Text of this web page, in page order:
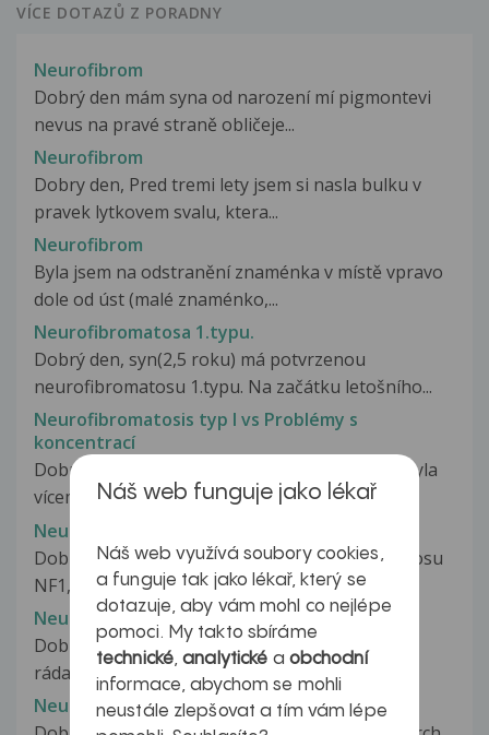
VÍCE DOTAZŮ Z PORADNY
Neurofibrom
Dobrý den mám syna od narození mí pigmontevi
nevus na pravé straně obličeje...
Neurofibrom
Dobry den, Pred tremi lety jsem si nasla bulku v
pravek lytkovem svalu, ktera...
Neurofibrom
Byla jsem na odstranění znaménka v místě vpravo
dole od úst (malé znaménko,...
Neurofibromatosa 1.typu.
Dobrý den, syn(2,5 roku) má potvrzenou
neurofibromatosu 1.typu. Na začátku letošního...
Neurofibromatosis typ I vs Problémy s
koncentrací
Dobrý den, V dětství (okolo 15. roku věku) mi byla
víceméně náhodou diagnostikována...
Neurofibromatóza
Dobrý den, syn má potvrzenou neurofibromatosu
NF1, jezdí na dětskou kliniku...
Neurofibromatóza
Dobrý den, nepíšu ani tak s prosbou o radu,ale
ráda bych znala názor ještě někoho...
Neurofibromatóza
Náš web funguje jako lékař
Náš web využívá soubory cookies,
a funguje tak jako lékař, který se
dotazuje, aby vám mohl co nejlépe
pomoci. My takto sbíráme
technické,analytické a obchodní
informace, abychom se mohli
neustále zlepšovat a tím vám lépe